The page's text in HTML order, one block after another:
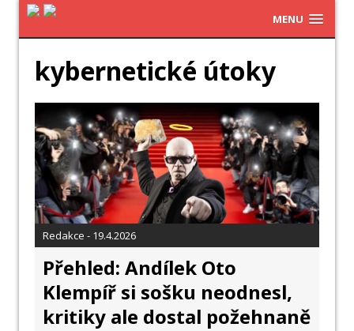
MENU
kybernetické útoky
Redakce - 19.4.2026
Přehled: Andílek Oto
Klempíř si sošku neodnesl,
kritiky ale dostal požehnaně